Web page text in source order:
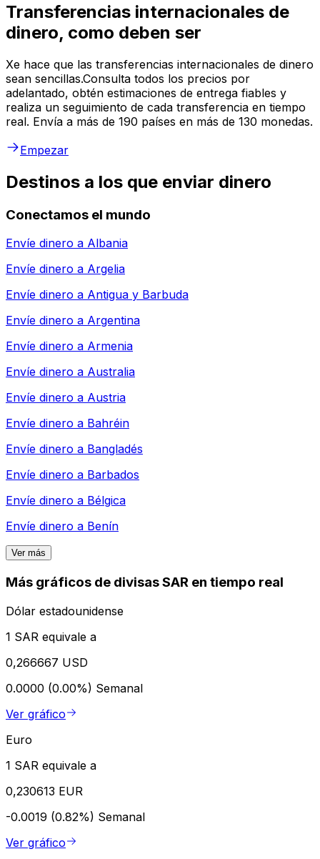
Transferencias internacionales de
dinero, como deben ser
Xe hace que las transferencias internacionales de dinero
sean sencillas.Consulta todos los precios por
adelantado, obtén estimaciones de entrega fiables y
realiza un seguimiento de cada transferencia en tiempo
real. Envía a más de 190 países en más de 130 monedas.
Empezar
Destinos a los que enviar dinero
Conectamos el mundo
Envíe dinero a Albania
Envíe dinero a Argelia
Envíe dinero a Antigua y Barbuda
Envíe dinero a Argentina
Envíe dinero a Armenia
Envíe dinero a Australia
Envíe dinero a Austria
Envíe dinero a Bahréin
Envíe dinero a Bangladés
Envíe dinero a Barbados
Envíe dinero a Bélgica
Envíe dinero a Benín
Ver más
Más gráficos de divisas SAR en tiempo real
Dólar estadounidense
1 SAR equivale a
0,266667 USD
0.0000 (0.00%) Semanal
Ver gráfico
Euro
1 SAR equivale a
0,230613 EUR
-0.0019 (0.82%) Semanal
Ver gráfico